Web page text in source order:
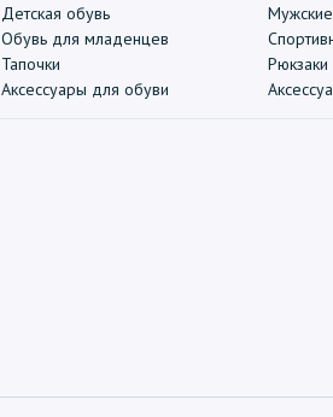
Детская обувь
Обувь для младенцев
Тапочки
Аксессуары для обуви
Рюкзаки